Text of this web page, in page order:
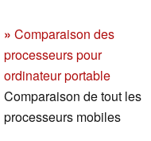
» Comparaison des
processeurs pour
ordinateur portable
Comparaison de tout les
processeurs mobiles